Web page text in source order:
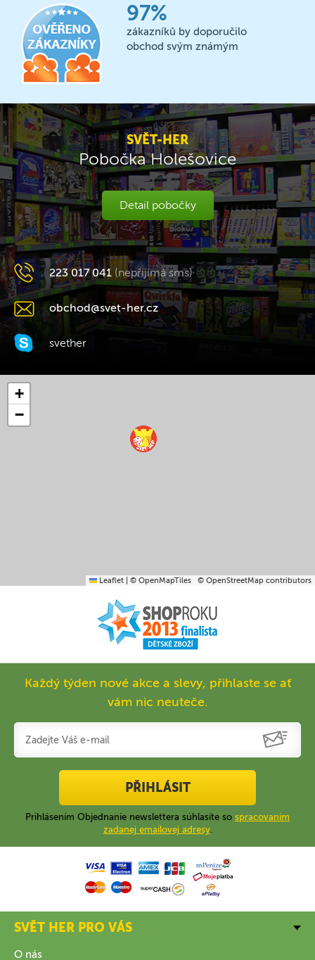
97%
zákazníků by doporučilo
obchod svým známým
SVĚT-HER
Pobočka Holešovice
Detail pobočky
223 017 041 (nepřijímá sms)
obchod@svet-her.cz
svether
+
−
Leaflet © OpenMapTiles © OpenStreetMap contributors
Každý týden nové akce a slevy, přihlaste se ať
vám nic neuteče.
PŘIHLÁSIT
Prihlásením Objednanie newslettera súhlasíte so spracovaním
zadanej emailovej adresy.
SVĚT HER PRO VÁS
O nás